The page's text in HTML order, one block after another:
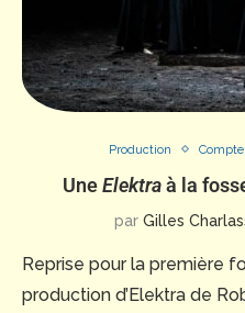
Production
UneElektraà la
par Gilles
Reprise pour la première
production d’Elektra de